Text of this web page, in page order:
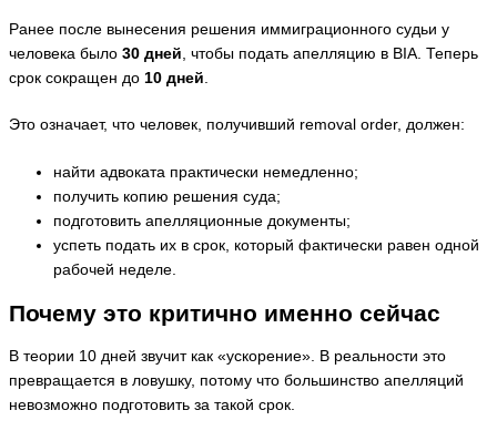
Ранее после вынесения решения иммиграционного судьи у
человека было 30 дней , чтобы подать апелляцию в BIA. Теперь
срок сокращен до 10 дней
Это означает, что человек, получивший removal order, должен:
найти адвоката практически немедленно;
получить копию решения суда;
подготовить апелляционные документы;
успеть подать их в срок, который фактически равен одной
рабочей неделе.
Почему это критично именно сейчас
В теории 10 дней звучит как «ускорение». В реальности это
превращается в ловушку, потому что большинство апелляций
невозможно подготовить за такой срок.